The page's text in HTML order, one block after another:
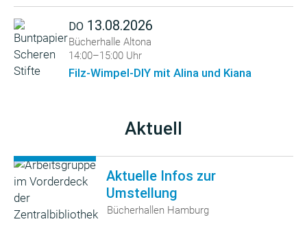
DO 13.08.2026
Bücherhalle Altona
14:00–15:00 Uhr
Filz-Wimpel-DIY mit Alina und Kiana
Aktuell
Aktuelle Infos zur
Umstellung
Bücherhallen Hamburg